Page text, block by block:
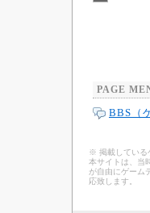
PAGE
BBS（
※ 掲載している
本サイトは、当
が自由にゲーム
応致します。